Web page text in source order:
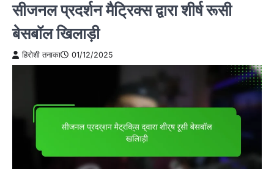
सीजनल प्रदर्शन मैट्रिक्स द्वारा शीर्ष रूसी
बेसबॉल खिलाड़ी
हिरोशी तनाका 01/12/2025